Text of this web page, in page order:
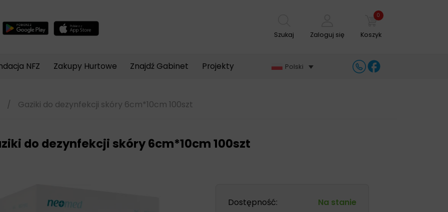
Szukaj Zaloguj się
0
Koszyk
NFZ Zakupy Hurtowe Znajdź Gabinet Projekty Polski
/ Gaziki do dezynfekcji skóry 6cm*10cm 100szt
do dezynfekcji skóry 6cm*10cm 100szt
Dostępność:
Na stanie